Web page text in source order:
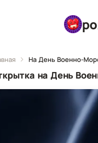
На День Военно-
на День